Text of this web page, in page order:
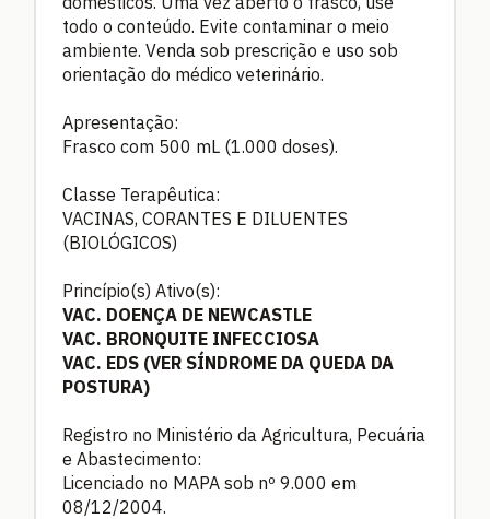
todo o conteúdo. Evite contaminar o meio
ambiente. Venda sob prescrição e uso sob
orientação do médico veterinário.
Apresentação:
Frasco com 500 mL (1.000 doses).
Classe Terapêutica:
VACINAS, CORANTES E DILUENTES
(BIOLÓGICOS)
Princípio(s) Ativo(s):
VAC. DOENÇA DE NEWCASTLE
VAC. BRONQUITE INFECCIOSA
VAC. EDS (VER SÍNDROME DA QUEDA DA
POSTURA)
Registro no Ministério da Agricultura, Pecuária
e Abastecimento:
Licenciado no MAPA sob nº 9.000 em
08/12/2004.